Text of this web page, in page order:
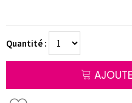
Quantité :